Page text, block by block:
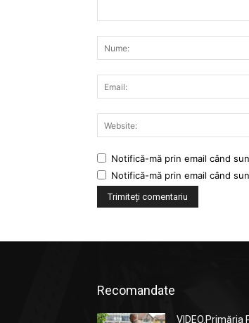
Notifică-mă prin email când
Notifică-mă prin email când
Recomandate
VIDEO.Primăria